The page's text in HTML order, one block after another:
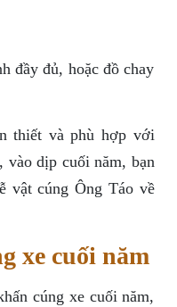
đầy đủ, hoặc đồ chay
thiết và phù hợp với
vào dịp cuối năm, bạn
vật cúng Ông Táo về
xe cuối năm
cúng xe cuối năm,